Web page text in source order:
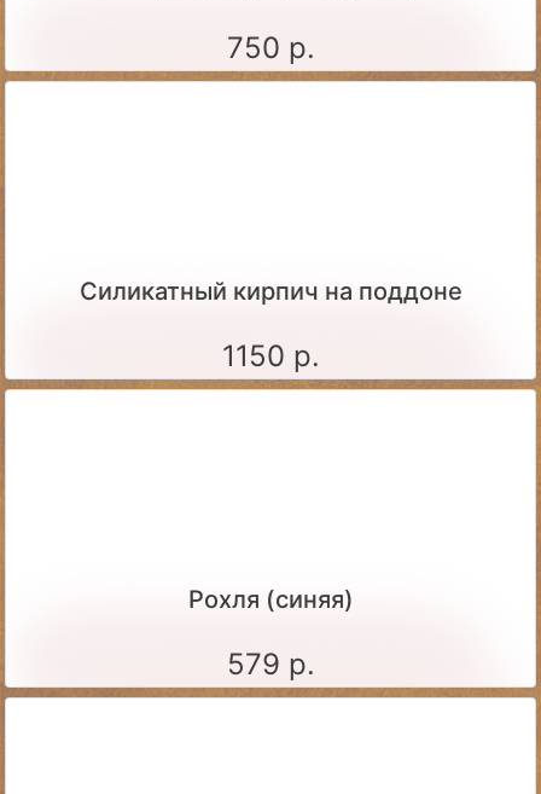
750 р.
Силикатный кирпич на поддоне
1150 р.
Рохля (синяя)
579 р.